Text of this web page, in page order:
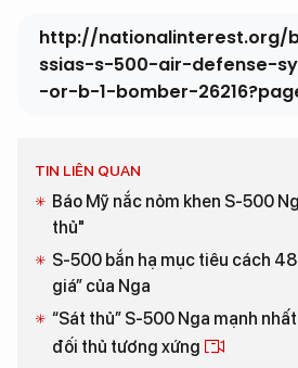
http://nationalinterest.org/
ssias-s-500-air-defense-
-or-b-1-bomber-
TIN LIÊN QUAN
Báo Mỹ nắc nỏm khen S-500
thủ"
S-500 bắn hạ mục tiêu cách
giá” của Nga
“Sát thủ” S-500 Nga mạnh
đối thủ tương xứng